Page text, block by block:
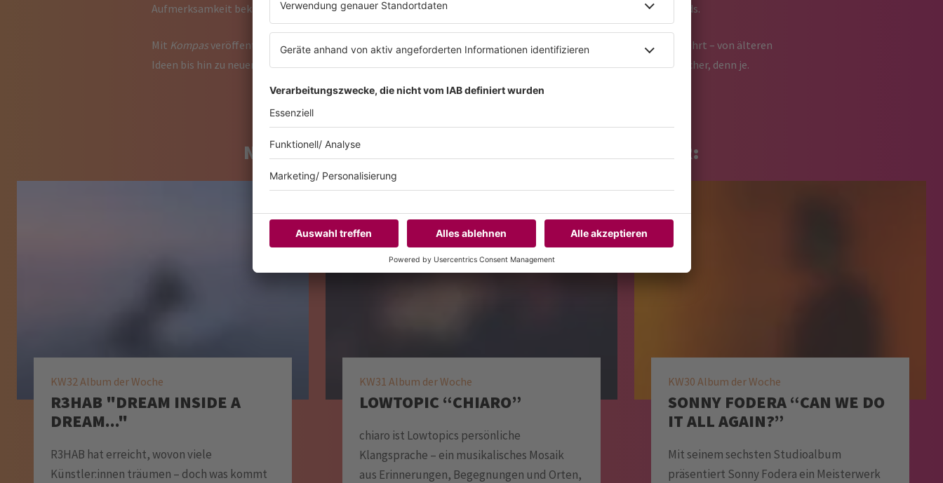
Aufmerksamkeit bekam The Micronaut unter anderem durch Releases auf Labels wie Acker Records und Ki Records.
Mit Kompasveröffentlicht The Micronaut nun ein Album, das unterschiedliche Phasen seiner Arbeit zusammenführt – von älteren
Ideen bis hin zu neuen Produktionen. Das Ergebnis ist ein Album, das stilistisch breit aufgestellt ist und persönlicher, denn je.
NOCH MEHR SPANNENDE ARTISTS FINDET IHR HIER:
KW32 Album der Woche
R3HAB "DREAM INSIDE A
DREAM..."
R3HAB hat erreicht, wovon viele
Künstler:innen träumen – doch was kommt
KW31 Album der Woche
LOWTOPIC “CHIARO”
chiaro ist Lowtopics persönliche
Klangsprache – ein musikalisches Mosaik
aus Erinnerungen, Begegnungen und Orten,
KW30 Album der Woche
SONNY FODERA “CAN WE DO
IT ALL AGAIN?”
Mit seinem sechsten Studioalbum
präsentiert Sonny Fodera ein Meisterwerk